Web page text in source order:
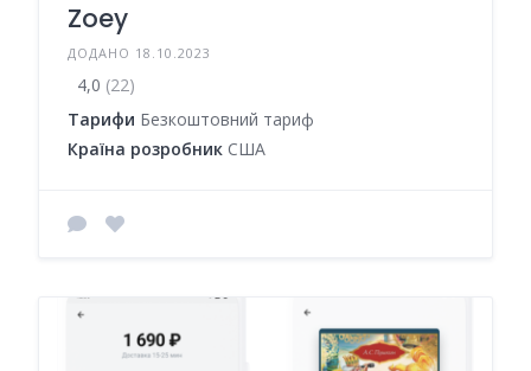
Zoey
ДОДАНО 18.10.2023
4,0 (22)
Тарифи Безкоштовний тариф
Країна розробник США